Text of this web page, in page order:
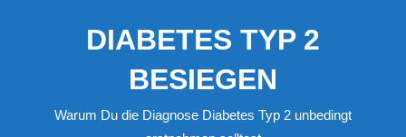
DIABETES TYP 2
BESIEGEN
Warum Du die Diagnose Diabetes Typ 2 unbedingt